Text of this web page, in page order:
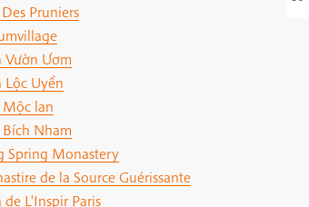
Pruniers
Vườn Ươm
Lộc Uyển
Mộc lan
Nham
Spring Monastery
de la Source Guérissante
L'Inspir Paris